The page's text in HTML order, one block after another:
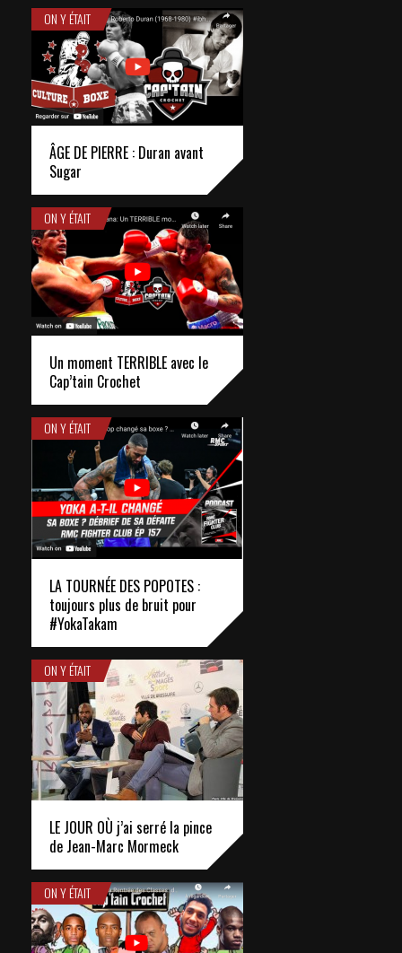
ON Y ÉTAIT
ÂGE DE PIERRE : Duran avant
Sugar
ON Y ÉTAIT
Un moment TERRIBLE avec le
Cap’tain Crochet
ON Y ÉTAIT
LA TOURNÉE DES POPOTES :
toujours plus de bruit pour
#YokaTakam
ON Y ÉTAIT
LE JOUR OÙ j’ai serré la pince
de Jean-Marc Mormeck
ON Y ÉTAIT